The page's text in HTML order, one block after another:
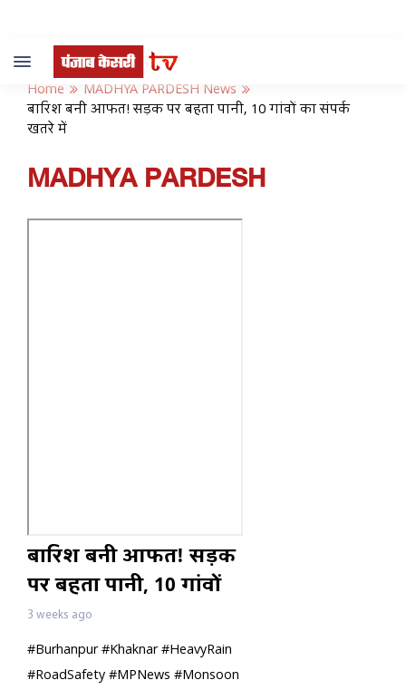
Toggle
navigation
Home
MADHYA PARDESH News
बारिश बनी आफत! सड़क पर बहता पानी, 10 गांवों का संपर्क
खतरे में
MADHYA PARDESH
बारिश बनी आफत! सड़क
पर बहता पानी, 10 गांवों
का संपर्क खतरे में
3 weeks ago
#Burhanpur #Khaknar #HeavyRain
#RoadSafety #MPNews #Monsoon